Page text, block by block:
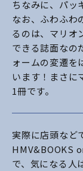
ちなみに、パ
なお、ふわふわ
るのは、マリオ
できる誌面なの
ォームの変遷を
います！まさに
1冊です。
実際に店頭など
HMV&BOOKS
で、気になる人